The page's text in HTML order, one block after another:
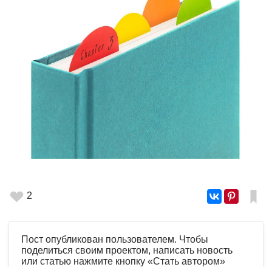
2
Пост опубликован пользователем. Чтобы
поделиться своим проектом, написать новость
или статью нажмите кнопку «Стать автором»